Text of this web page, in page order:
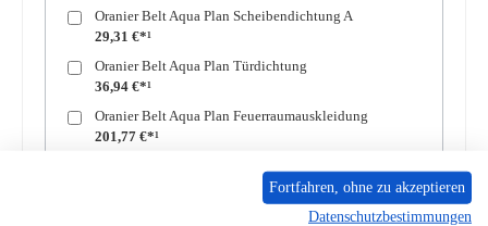
Oranier Belt Aqua Plan Scheibendichtung A
29,31 €*¹
Oranier Belt Aqua Plan Türdichtung
36,94 €*¹
Oranier Belt Aqua Plan Feuerraumauskleidung
201,77 €*¹
Produkt Anzahl: Gib den gewünschten Wert ein oder benutze die Schaltflächen um die
In den Warenkorb
Fortfahren, ohne zu akzeptieren
Datenschutzbestimmungen